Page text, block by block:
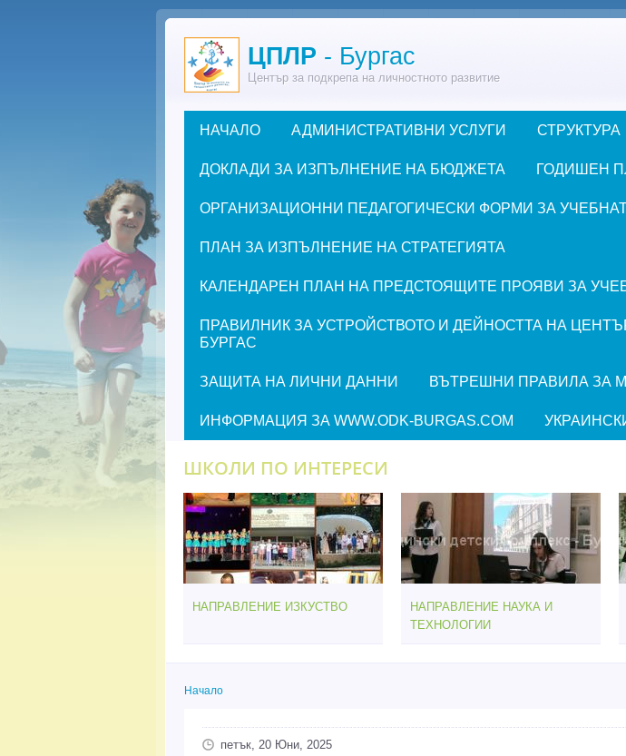
Премини към основното съдържание
ЦПЛР - Бургас
Център за подкрепа на личностното развитие
Основно меню
НАЧАЛО АДМИНИСТРАТИВНИ УСЛУГИ СТРУКТУРА
ДОКЛАДИ ЗА ИЗПЪЛНЕНИЕ НА БЮДЖЕТА ГОДИШЕН
ОРГАНИЗАЦИОННИ ПЕДАГОГИЧЕСКИ ФОРМИ ЗА УЧЕБНАТА
ПЛАН ЗА ИЗПЪЛНЕНИЕ НА СТРАТЕГИЯТА
КАЛЕНДАРЕН ПЛАН НА ПРЕДСТОЯЩИТЕ ПРОЯВИ ЗА
ПРАВИЛНИК ЗА УСТРОЙСТВОТО И ДЕЙНОСТТА НА
БУРГАС
ЗАЩИТА НА ЛИЧНИ ДАННИ ВЪТРЕШНИ ПРАВИЛА ЗА
ИНФОРМАЦИЯ ЗА WWW.ODK-BURGAS.COM
ШКОЛИ ПО ИНТЕРЕСИ
НАПРАВЛЕНИЕ ИЗКУСТВО
НАПРАВЛЕНИЕ НАУКА И
ТЕХНОЛОГИИ
Начало
петък, 20 Юни, 2025